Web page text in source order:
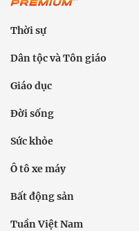
Thời sự
Dân tộc và Tôn giáo
Giáo dục
Đời sống
Sức khỏe
Ô tô xe máy
Bất động sản
Tuần Việt Nam